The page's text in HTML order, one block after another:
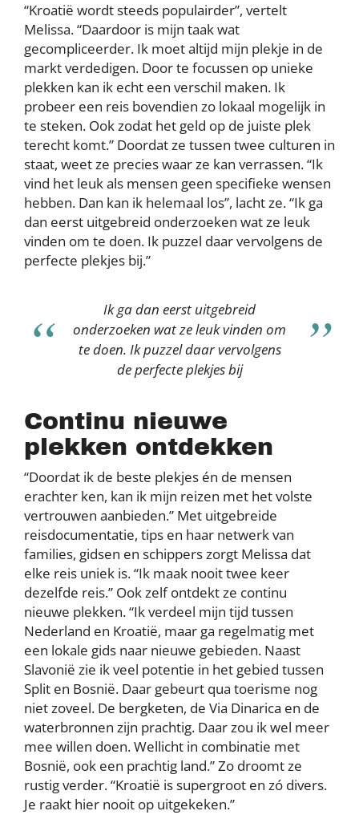
“Kroatië wordt steeds populairder”, vertelt
Melissa. “Daardoor is mijn taak wat
gecompliceerder. Ik moet altijd mijn plekje in de
markt verdedigen. Door te focussen op unieke
plekken kan ik echt een verschil maken. Ik
probeer een reis bovendien zo lokaal mogelijk in
te steken. Ook zodat het geld op de juiste plek
terecht komt.” Doordat ze tussen twee culturen in
staat, weet ze precies waar ze kan verrassen. “Ik
vind het leuk als mensen geen specifieke wensen
hebben. Dan kan ik helemaal los”, lacht ze. “Ik ga
dan eerst uitgebreid onderzoeken wat ze leuk
vinden om te doen. Ik puzzel daar vervolgens de
perfecte plekjes bij.”
Ik ga dan eerst uitgebreid
onderzoeken wat ze leuk vinden om
te doen. Ik puzzel daar vervolgens
de perfecte plekjes bij
Continu nieuwe
plekken ontdekken
“Doordat ik de beste plekjes én de mensen
erachter ken, kan ik mijn reizen met het volste
vertrouwen aanbieden.” Met uitgebreide
reisdocumentatie, tips en haar netwerk van
families, gidsen en schippers zorgt Melissa dat
elke reis uniek is. “Ik maak nooit twee keer
dezelfde reis.” Ook zelf ontdekt ze continu
nieuwe plekken. “Ik verdeel mijn tijd tussen
Nederland en Kroatië, maar ga regelmatig met
een lokale gids naar nieuwe gebieden. Naast
Slavonië zie ik veel potentie in het gebied tussen
Split en Bosnië. Daar gebeurt qua toerisme nog
niet zoveel. De bergketen, de Via Dinarica en de
waterbronnen zijn prachtig. Daar zou ik wel meer
mee willen doen. Wellicht in combinatie met
Bosnië, ook een prachtig land.” Zo droomt ze
rustig verder. “Kroatië is supergroot en zó divers.
Je raakt hier nooit op uitgekeken.”